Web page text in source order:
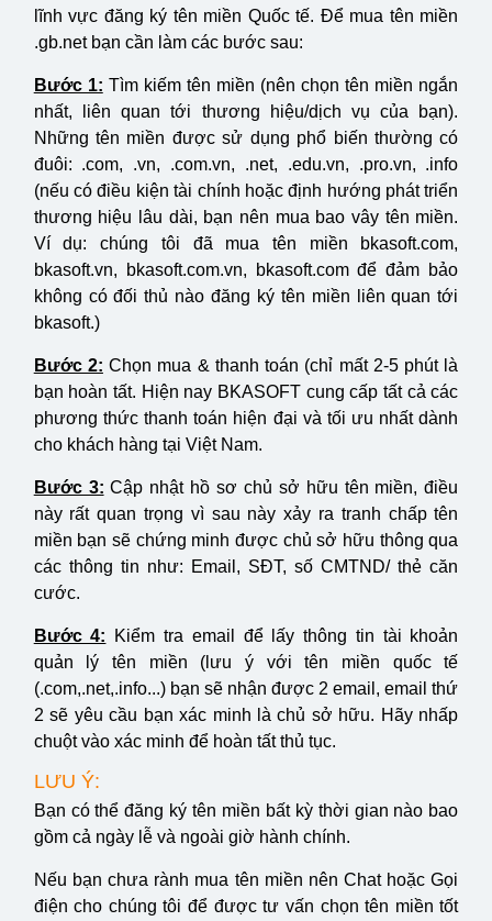
lĩnh vực đăng ký tên miền Quốc tế. Để mua tên miền
.gb.net bạn cần làm các bước sau:
Bước 1: Tìm kiếm tên miền (nên chọn tên miền ngắn
nhất, liên quan tới thương hiệu/dịch vụ của bạn).
Những tên miền được sử dụng phổ biến thường có
đuôi: .com, .vn, .com.vn, .net, .edu.vn, .pro.vn, .info
(nếu có điều kiện tài chính hoặc định hướng phát triển
thương hiệu lâu dài, bạn nên mua bao vây tên miền.
Ví dụ: chúng tôi đã mua tên miền bkasoft.com,
bkasoft.vn, bkasoft.com.vn, bkasoft.com để đảm bảo
không có đối thủ nào đăng ký tên miền liên quan tới
bkasoft.)
Bước 2: Chọn mua & thanh toán (chỉ mất 2-5 phút là
bạn hoàn tất. Hiện nay BKASOFT cung cấp tất cả các
phương thức thanh toán hiện đại và tối ưu nhất dành
cho khách hàng tại Việt Nam.
Bước 3: Cập nhật hồ sơ chủ sở hữu tên miền, điều
này rất quan trọng vì sau này xảy ra tranh chấp tên
miền bạn sẽ chứng minh được chủ sở hữu thông qua
các thông tin như: Email, SĐT, số CMTND/ thẻ căn
cước.
Bước 4: Kiểm tra email để lấy thông tin tài khoản
quản lý tên miền (lưu ý với tên miền quốc tế
(.com,.net,.info...) bạn sẽ nhận được 2 email, email thứ
2 sẽ yêu cầu bạn xác minh là chủ sở hữu. Hãy nhấp
chuột vào xác minh để hoàn tất thủ tục.
LƯU Ý:
Bạn có thể đăng ký tên miền bất kỳ thời gian nào bao
gồm cả ngày lễ và ngoài giờ hành chính.
Nếu bạn chưa rành mua tên miền nên Chat hoặc Gọi
điện cho chúng tôi để được tư vấn chọn tên miền tốt